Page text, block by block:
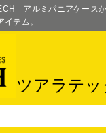
アルミパニアケース
テム。
ツアラテ